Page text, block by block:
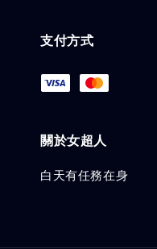
支付方式
關於女超人
白天有任務在身